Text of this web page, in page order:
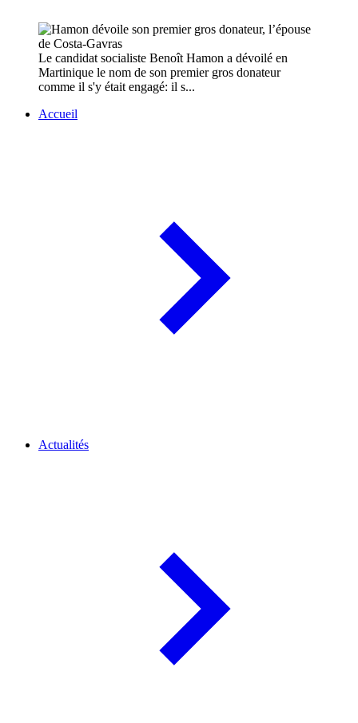
Le candidat socialiste Benoît Hamon a dévoilé en
Martinique le nom de son premier gros donateur
comme il s'y était engagé: il s...
Accueil
Actualités